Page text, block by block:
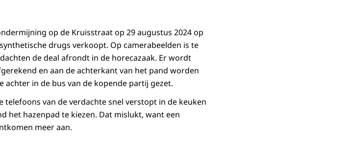
op de Kruisstraat op 29 augustus 2024 op
drugs verkoopt. Op camerabeelden is te
de deal afrondt in de horecazaak. Er wordt
en aan de achterkant van het pand worden
in de bus van de kopende partij gezet.
van de verdachte snel verstopt in de keuken
het hazenpad te kiezen. Dat mislukt, want een
meer aan.